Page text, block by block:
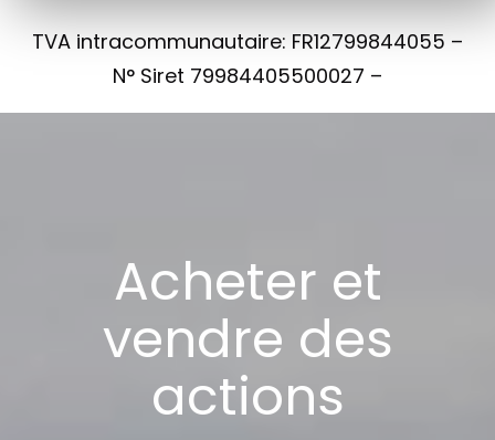
TVA intracommunautaire: FR12799844055 –
N° Siret 79984405500027 –
Acheter et
vendre des
actions